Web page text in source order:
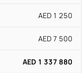
AED 1 250
AED 7 500
AED 1 337 880